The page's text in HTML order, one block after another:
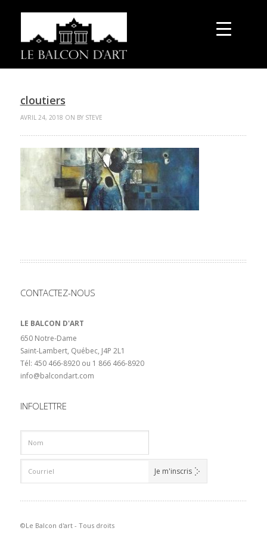
cloutiers
AVRIL 24, 2018 ON BY STEVE
CONTACTEZ-NOUS
LE BALCON D'ART
650 Notre-Dame
Saint-Lambert, Québec, J4P 2L1
Tél: 450 466-8920 ou 1 866 466-8920
info@balcondart.com
INFOLETTRE
©Le Balcon d'art - Tous droits